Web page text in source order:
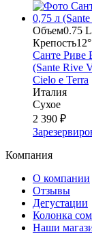
Объем0.75 L
Крепость12°
Санте Риве
(Sante Rive
Cielo e Terra
Италия
Сухое
2 390 ₽
Компания
О компании
Отзывы
Дегустации
Колонка
Наши